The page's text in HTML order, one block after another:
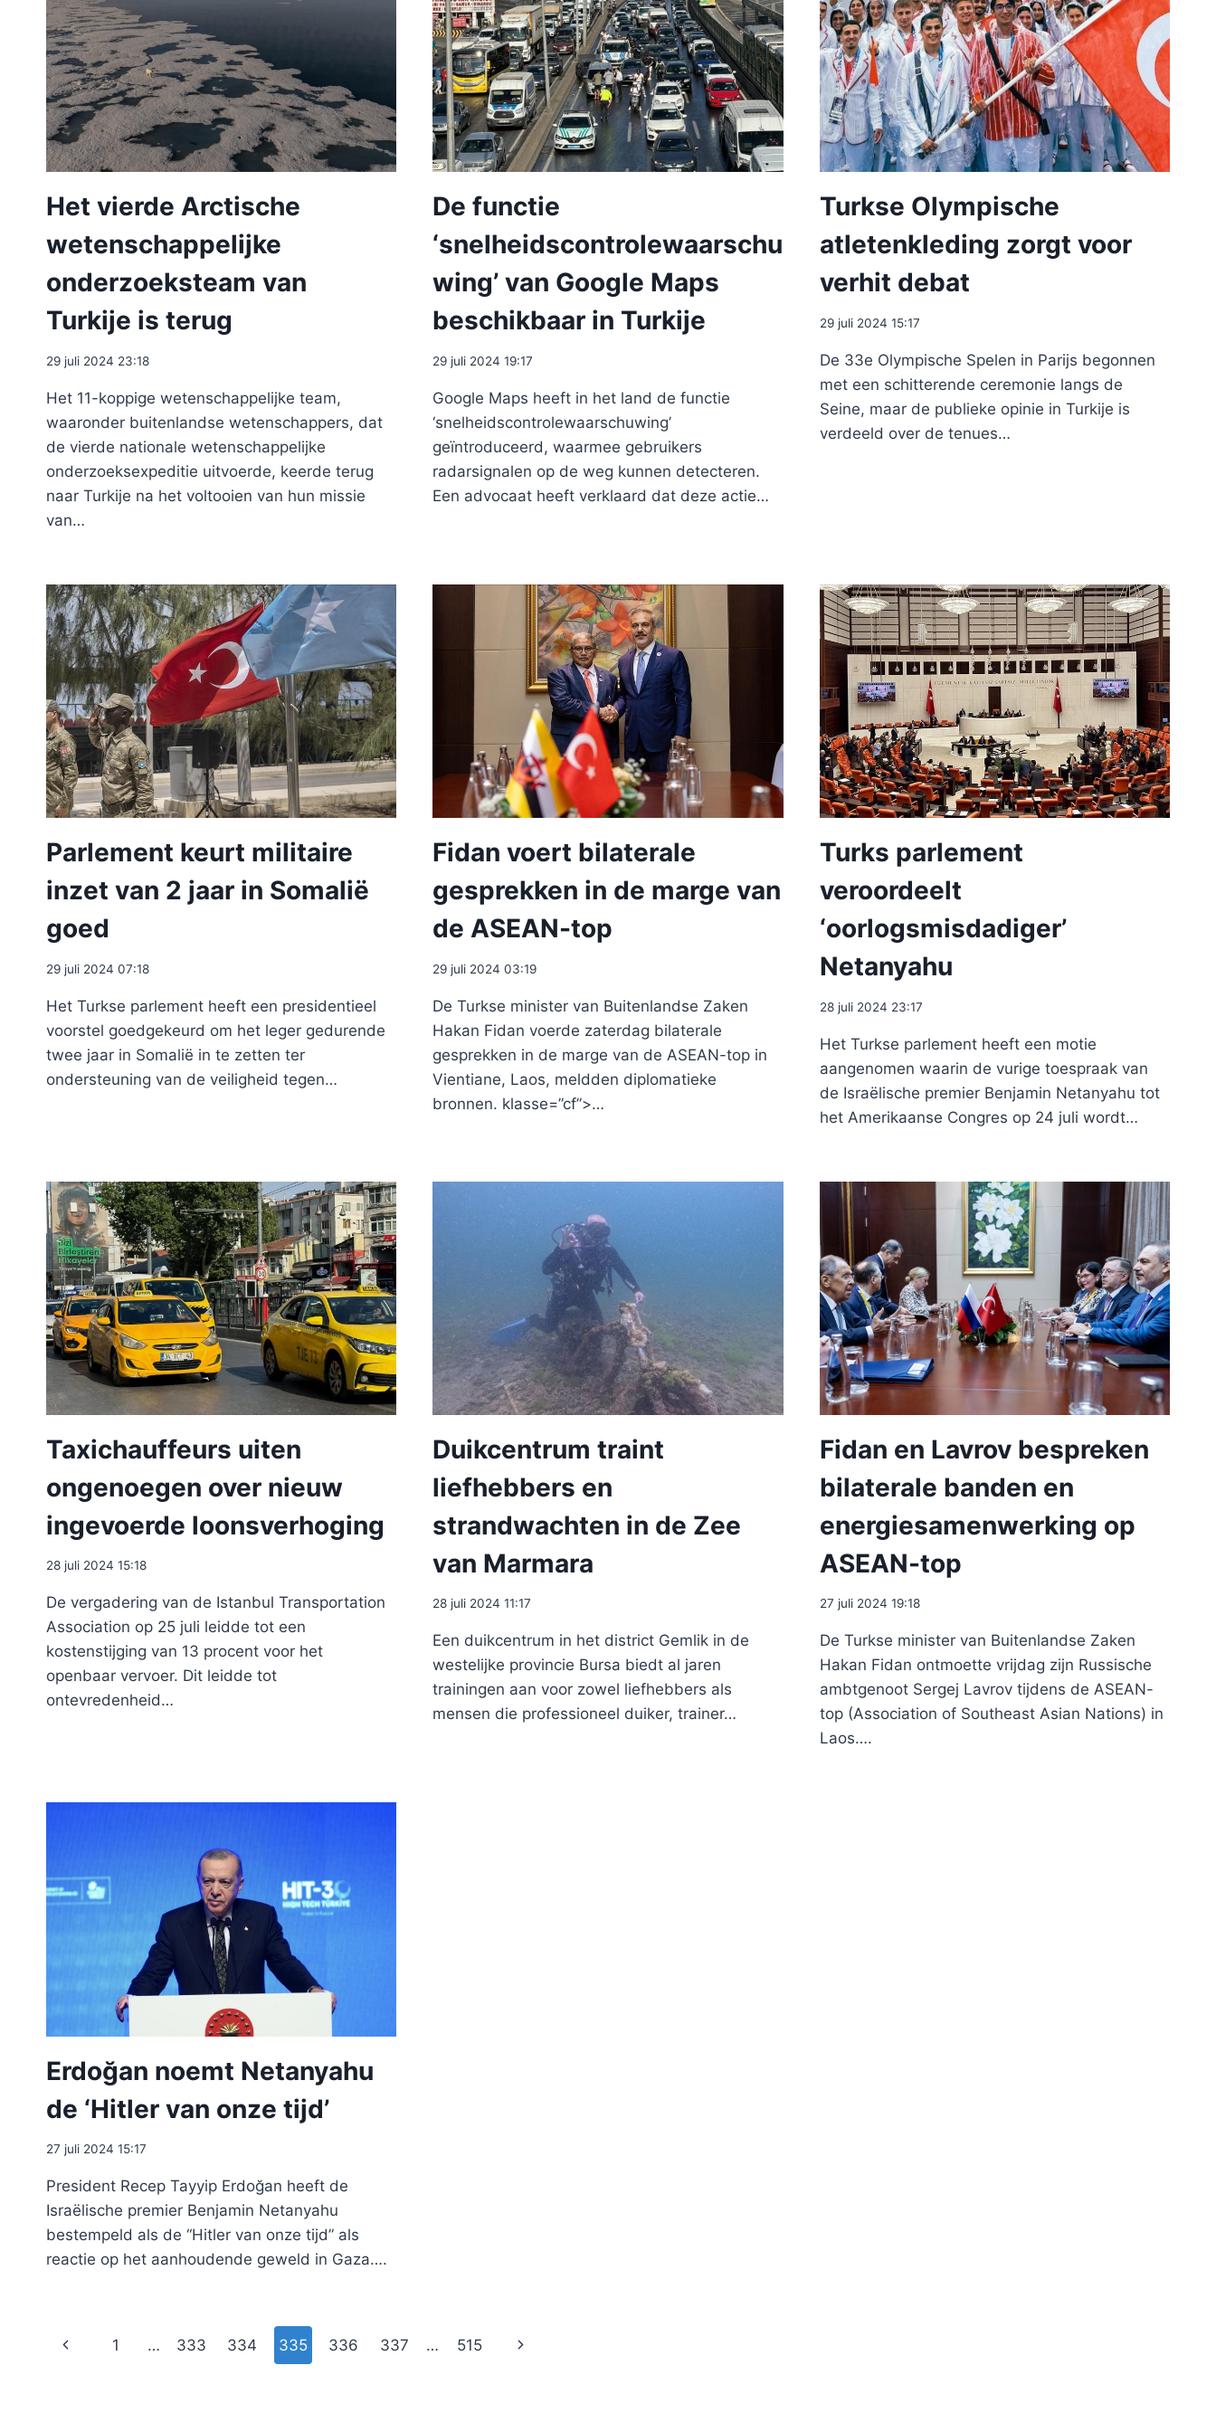
Het vierde Arctische
wetenschappelijke
onderzoeksteam van
Turkije is terug
29 juli 2024 23:18
Het 11-koppige wetenschappelijke team,
waaronder buitenlandse wetenschappers, dat
de vierde nationale wetenschappelijke
onderzoeksexpeditie uitvoerde, keerde terug
naar Turkije na het voltooien van hun missie
van…
De functie
‘snelheidscontrolewaarschu
wing’ van Google Maps
beschikbaar in Turkije
29 juli 2024 19:17
Google Maps heeft in het land de functie
‘snelheidscontrolewaarschuwing’
geïntroduceerd, waarmee gebruikers
radarsignalen op de weg kunnen detecteren.
Een advocaat heeft verklaard dat deze actie…
Turkse Olympische
atletenkleding zorgt voor
verhit debat
29 juli 2024 15:17
De 33e Olympische Spelen in Parijs begonnen
met een schitterende ceremonie langs de
Seine, maar de publieke opinie in Turkije is
verdeeld over de tenues…
Parlement keurt militaire
inzet van 2 jaar in Somalië
goed
29 juli 2024 07:18
Het Turkse parlement heeft een presidentieel
voorstel goedgekeurd om het leger gedurende
twee jaar in Somalië in te zetten ter
ondersteuning van de veiligheid tegen…
Fidan voert bilaterale
gesprekken in de marge van
de ASEAN-top
29 juli 2024 03:19
De Turkse minister van Buitenlandse Zaken
Hakan Fidan voerde zaterdag bilaterale
gesprekken in de marge van de ASEAN-top in
Vientiane, Laos, meldden diplomatieke
bronnen. klasse=”cf”>…
Turks parlement
veroordeelt
‘oorlogsmisdadiger’
Netanyahu
28 juli 2024 23:17
Het Turkse parlement heeft een motie
aangenomen waarin de vurige toespraak van
de Israëlische premier Benjamin Netanyahu tot
het Amerikaanse Congres op 24 juli wordt…
Taxichauffeurs uiten
ongenoegen over nieuw
ingevoerde loonsverhoging
28 juli 2024 15:18
De vergadering van de Istanbul Transportation
Association op 25 juli leidde tot een
kostenstijging van 13 procent voor het
openbaar vervoer. Dit leidde tot
ontevredenheid…
Duikcentrum traint
liefhebbers en
strandwachten in de Zee
van Marmara
28 juli 2024 11:17
Een duikcentrum in het district Gemlik in de
westelijke provincie Bursa biedt al jaren
trainingen aan voor zowel liefhebbers als
mensen die professioneel duiker, trainer…
Fidan en Lavrov bespreken
bilaterale banden en
energiesamenwerking op
ASEAN-top
27 juli 2024 19:18
De Turkse minister van Buitenlandse Zaken
Hakan Fidan ontmoette vrijdag zijn Russische
ambtgenoot Sergej Lavrov tijdens de ASEAN-
top (Association of Southeast Asian Nations) in
Laos….
Erdoğan noemt Netanyahu
de ‘Hitler van onze tijd’
27 juli 2024 15:17
President Recep Tayyip Erdoğan heeft de
Israëlische premier Benjamin Netanyahu
bestempeld als de “Hitler van onze tijd” als
reactie op het aanhoudende geweld in Gaza….
Paginanavigatie
Vorige
1 … 333 334 335 336 337 … 515
Volgende